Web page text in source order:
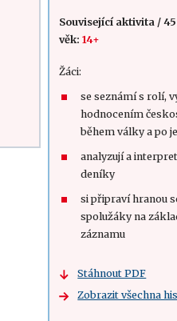
Související aktivita /
věk:14+
Žáci:
se seznámí s rolí,
hodnocením
během války a po
analyzují a
deníky
si připraví hranou
spolužáky na
záznamu
Stáhnout PDF
Zobrazit všechna